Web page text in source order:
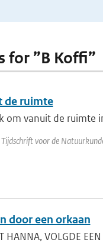
for ”B Koffi”
de ruimte
om vanuit de
voor de
door een orkaan
HANNA, VOLGDE